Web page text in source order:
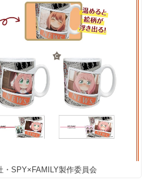
SPY×FAMILY製作委員会